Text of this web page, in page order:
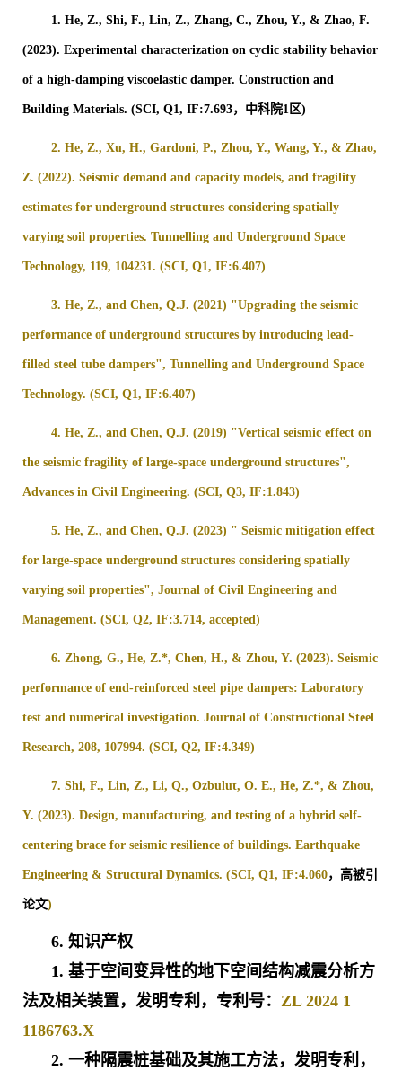
1. He, Z., Shi, F., Lin, Z., Zhang, C., Zhou, Y., & Zhao, F.
(2023). Experimental characterization on cyclic stability behavior
of a high-damping viscoelastic damper. Construction and
Building Materials. (SCI, Q1, IF:7.693，中科院1区)
2. He, Z., Xu, H., Gardoni, P., Zhou, Y., Wang, Y., & Zhao,
Z. (2022). Seismic demand and capacity models, and fragility
estimates for underground structures considering spatially
varying soil properties. Tunnelling and Underground Space
Technology, 119, 104231. (SCI, Q1, IF:6.407)
3. He, Z., and Chen, Q.J. (2021) "Upgrading the seismic
performance of underground structures by introducing lead-
filled steel tube dampers", Tunnelling and Underground Space
Technology. (SCI, Q1, IF:6.407)
4. He, Z., and Chen, Q.J. (2019) "Vertical seismic effect on
the seismic fragility of large-space underground structures",
Advances in Civil Engineering. (SCI, Q3, IF:1.843)
5. He, Z., and Chen, Q.J. (2023) " Seismic mitigation effect
for large-space underground structures considering spatially
varying soil properties", Journal of Civil Engineering and
Management. (SCI, Q2, IF:3.714, accepted)
6. Zhong, G., He, Z.*, Chen, H., & Zhou, Y. (2023). Seismic
performance of end-reinforced steel pipe dampers: Laboratory
test and numerical investigation. Journal of Constructional Steel
Research, 208, 107994. (SCI, Q2, IF:4.349)
7. Shi, F., Lin, Z., Li, Q., Ozbulut, O. E., He, Z.*, & Zhou,
Y. (2023). Design, manufacturing, and testing of a hybrid self-
centering brace for seismic resilience of buildings. Earthquake
Engineering & Structural Dynamics. (SCI, Q1, IF:4.060，高被引
论文)
6. 知识产权
1. 基于空间变异性的地下空间结构减震分析方
法及相关装置，发明专利，专利号： ZL 2024 1
1186763.X
2. 一种隔震桩基础及其施工方法，发明专利，